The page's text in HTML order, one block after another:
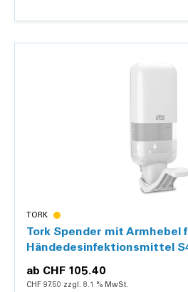
Details
TORK
Tork Spender mit Armhebel
Händedesinfektionsmittel
ab CHF 105.40
CHF 97.50 zzgl. 8.1 % MwSt.